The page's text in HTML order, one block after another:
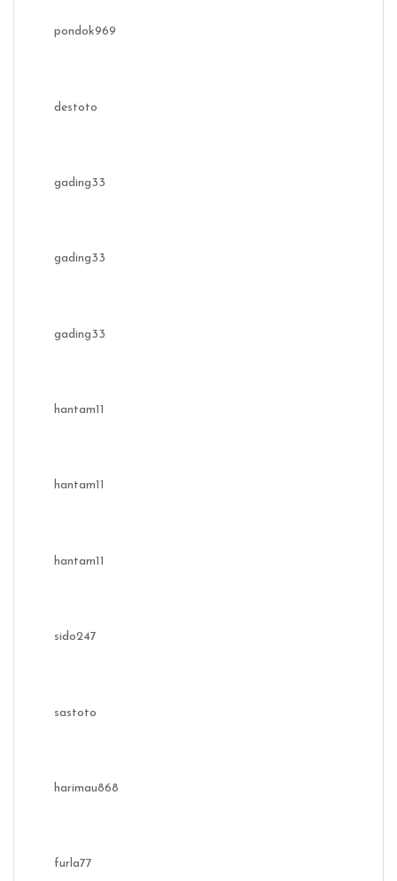
pondok969
destoto
gading33
gading33
gading33
hantam11
hantam11
hantam11
sido247
sastoto
harimau868
furla77